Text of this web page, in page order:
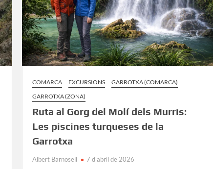
COMARCA EXCURSIONS
GARROTXA (COMARCA)
GARROTXA (ZONA)
Ruta al Gorg del Molí dels Murris:
Les piscines turqueses de la
Garrotxa
Albert Barnosell 7 d'abril de 2026